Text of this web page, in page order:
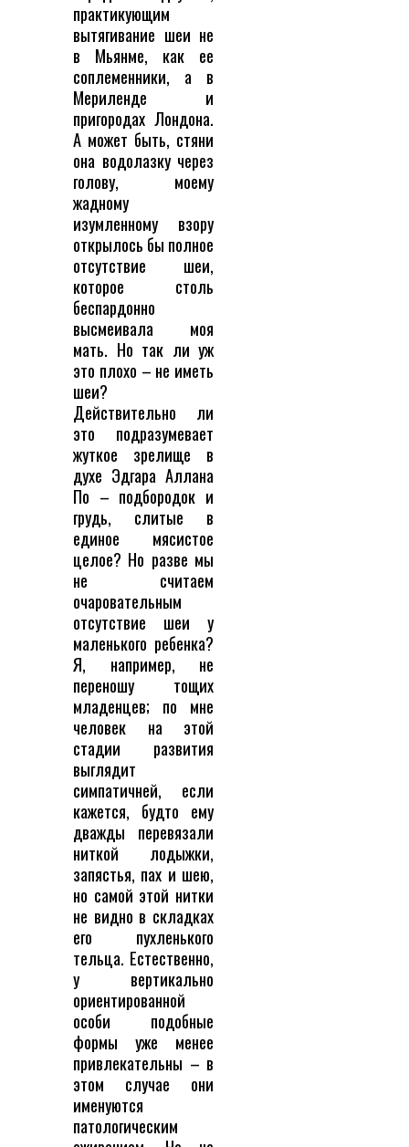
практикующим
вытягивание шеи не
в Мьянме, как ее
соплеменники, а в
Мериленде и
пригородах Лондона.
А может быть, стяни
она водолазку через
голову, моему
жадному
изумленному взору
открылось бы полное
отсутствие шеи,
которое столь
беспардонно
высмеивала моя
мать. Но так ли уж
это плохо – не иметь
шеи?
Действительно ли
это подразумевает
жуткое зрелище в
духе Эдгара Аллана
По – подбородок и
грудь, слитые в
единое мясистое
целое? Но разве мы
не считаем
очаровательным
отсутствие шеи у
маленького ребенка?
Я, например, не
переношу тощих
младенцев; по мне
человек на этой
стадии развития
выглядит
симпатичней, если
кажется, будто ему
дважды перевязали
ниткой лодыжки,
запястья, пах и шею,
но самой этой нитки
не видно в складках
его пухленького
тельца. Естественно,
у вертикально
ориентированной
особи подобные
формы уже менее
привлекательны – в
этом случае они
именуются
патологическим